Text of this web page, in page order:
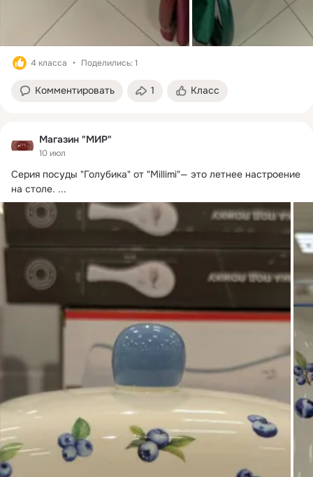
4 класса Поделились: 1
Комментировать 1 Класс
Магазин "МИР"
10 июл
Серия посуды "Голубика" от "Millimi"— это летнее настроение
на столе. ...